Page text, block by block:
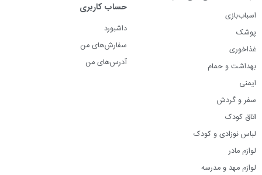
اسباب‌بازی
پوشک
غذاخوری
بهداشت و حمام
ایمنی
سفر و گردش
اتاق کودک
لباس نوزادی و کودک
لوازم مادر
لوازم مهد و مدرسه
حساب کاربری
داشبورد
سفارش‌های من
آدرس‌های من